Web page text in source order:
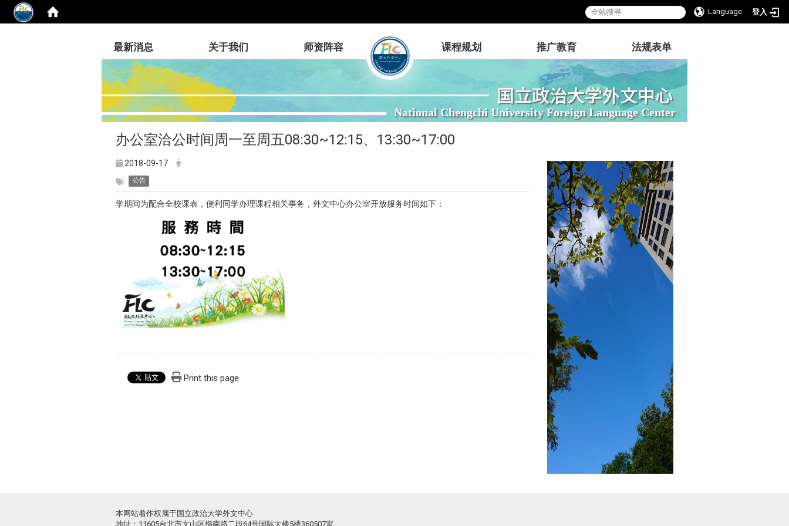
Language 登入
国立政治大学外文中心
National Chengchi University Foreign Language Center
最新消息 关于我们 师资阵容 课程规划 推广教育 法规表单
办公室洽公时间周一至周五08:30~12:15、13:30~17:00
2018-09-17
公告
学期间为配合全校课表，便利同学办理课程相关事务，外文中心办公室开放服务时间如下：
Print this page
本网站着作权属于国立政治大学外文中心
地址：11605台北市文山区指南路二段64号国际大楼5楼360507室